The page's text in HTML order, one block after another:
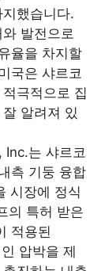
했습니다.
발전으로
율을 차지할
국은 샤르코
극적으로 집
알려져 있
는 샤르코
측 기둥 융합
시장에 정식
의 특허 받은
적용된
압박을 제